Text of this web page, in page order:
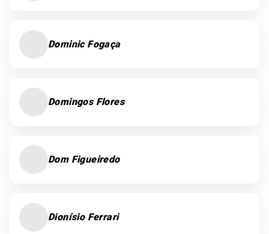
Dominic Fogaça
Domingos Flores
Dom Figueiredo
Dionísio Ferrari